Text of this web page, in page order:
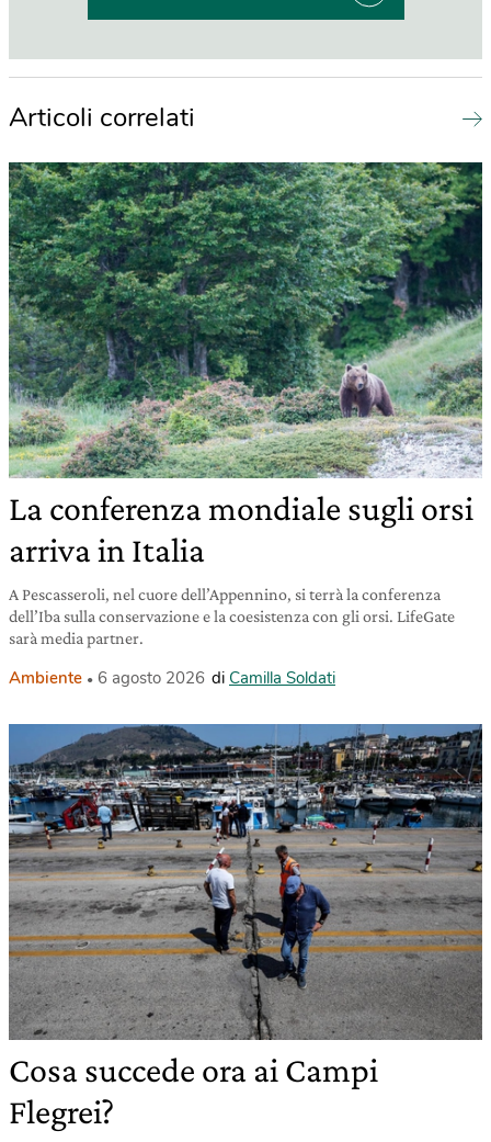
Articoli correlati
La conferenza mondiale sugli orsi
arriva in Italia
A Pescasseroli, nel cuore dell’Appennino, si terrà la conferenza
dell’Iba sulla conservazione e la coesistenza con gli orsi. LifeGate
sarà media partner.
Ambiente 6 agosto 2026 di Camilla Soldati
Cosa succede ora ai Campi
Flegrei?